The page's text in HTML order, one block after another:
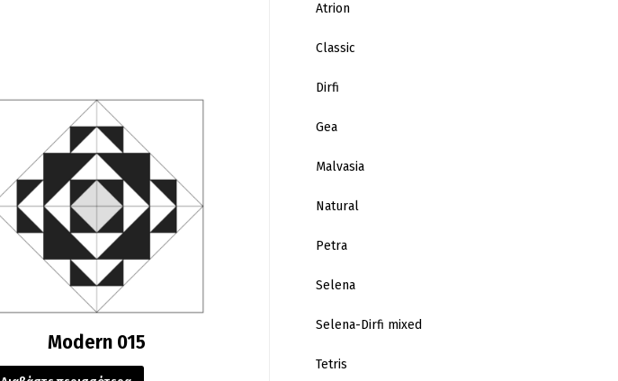
Modern 015
Atrion
Classic
Dirfi
Gea
Malvasia
Natural
Petra
Selena
Selena-Dirfi mixed
Tetris